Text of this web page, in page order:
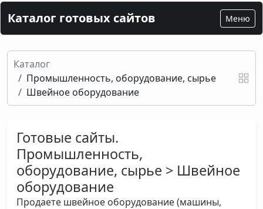
Каталог готовых сайтов Меню
Каталог
Промышленность, оборудование, сырье
Швейное оборудование
Готовые сайты.
Промышленность,
оборудование, сырье > Швейное
оборудование
Продаете швейное оборудование (машины,